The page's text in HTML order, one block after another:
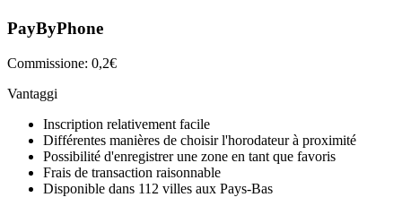
PayByPhone
Commissione: 0,2€
Vantaggi
Inscription relativement facile
Différentes manières de choisir l'horodateur à proximité
Possibilité d'enregistrer une zone en tant que favoris
Frais de transaction raisonnable
Disponible dans 112 villes aux Pays-Bas